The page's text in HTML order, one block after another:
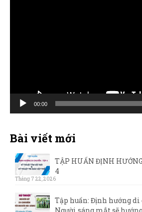
00:00
Bài viết mới
TẬP HUẤN ĐỊNH
4
Tháng 7 22, 2026
Tập huấn: Định hướng di